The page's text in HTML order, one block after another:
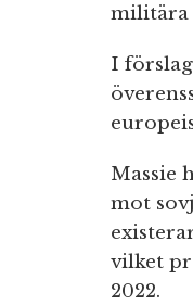
militära
I
Massie
mot
vilket
2022.